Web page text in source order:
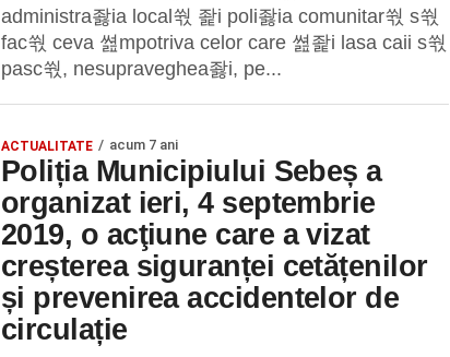
administra좛ia local쒃 좙i poli좛ia comunitar쒃 s쒃
fac쒃 ceva 쎮mpotriva celor care 쎮좙i lasa caii s쒃
pasc쒃, nesupraveghea좛i, pe...
ACTUALITATE acum 7 ani
Poliția Municipiului Sebeș a
organizat ieri, 4 septembrie
2019, o acţiune care a vizat
creșterea siguranței cetățenilor
și prevenirea accidentelor de
circulație